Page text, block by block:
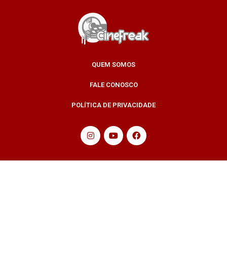
QUEM SOMOS
FALE CONOSCO
POLÍTICA DE PRIVACIDADE